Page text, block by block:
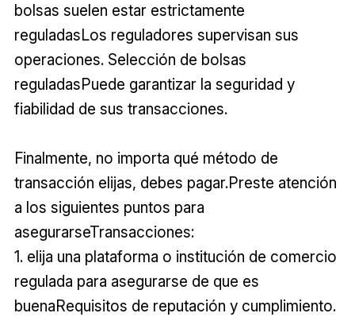
bolsas suelen estar estrictamente
reguladasLos reguladores supervisan sus
operaciones. Selección de bolsas
reguladasPuede garantizar la seguridad y
fiabilidad de sus transacciones.
Finalmente, no importa qué método de
transacción elijas, debes pagar.Preste atención
a los siguientes puntos para
asegurarseTransacciones:
1. elija una plataforma o institución de comercio
regulada para asegurarse de que es
buenaRequisitos de reputación y cumplimiento.